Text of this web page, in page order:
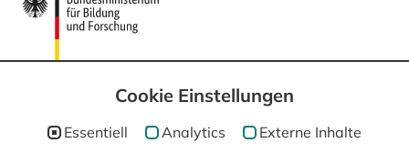
Cookie Einstellungen
Essentiell Analytics Externe Inhalte